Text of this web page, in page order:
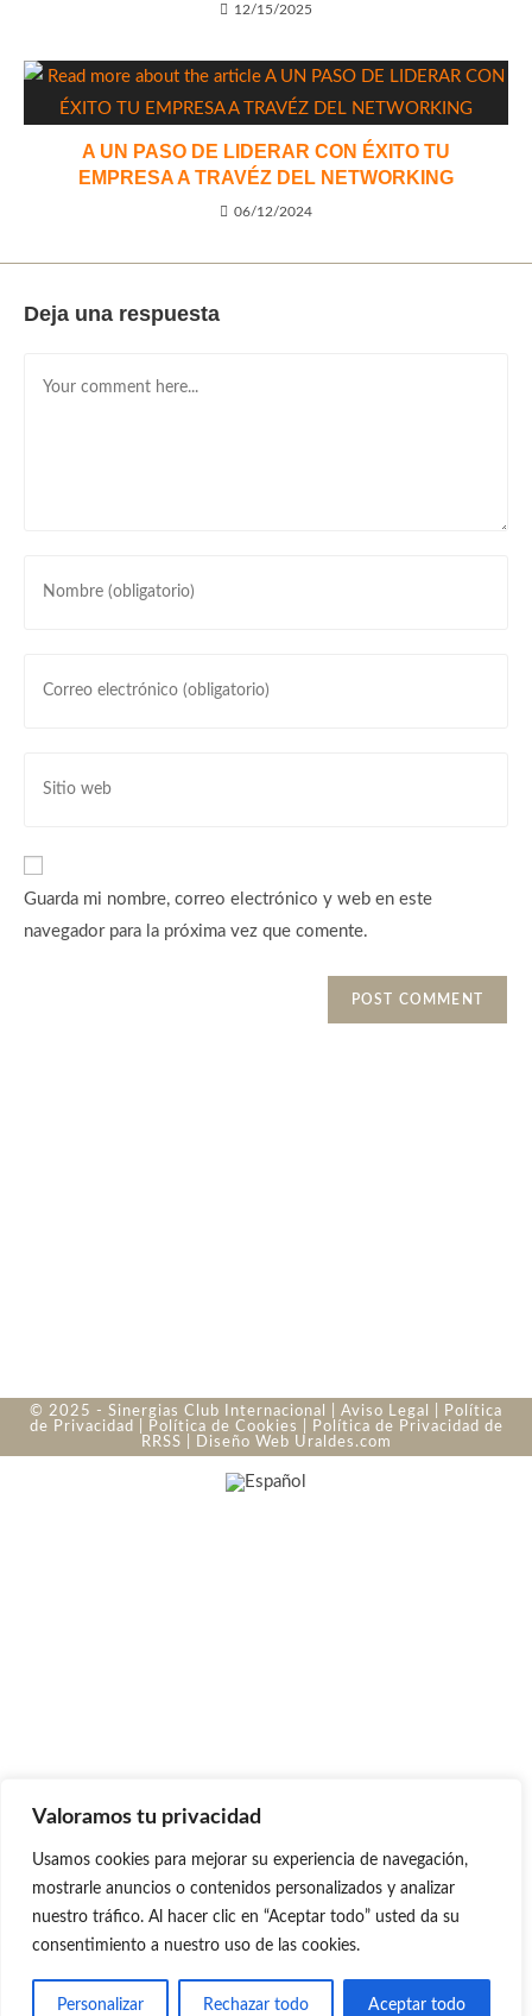
Valoramos tu privacidad
Usamos cookies para mejorar su experiencia de navegación,
mostrarle anuncios o contenidos personalizados y analizar
nuestro tráfico. Al hacer clic en “Aceptar todo” usted da su
consentimiento a nuestro uso de las cookies.
Personalizar Rechazar todo Aceptar todo
12/15/2025
A UN PASO DE LIDERAR CON ÉXITO TU
EMPRESA A TRAVÉZ DEL NETWORKING
06/12/2024
Deja una respuesta
Guarda mi nombre, correo electrónico y web en este
navegador para la próxima vez que comente.
© 2025 - Sinergias Club Internacional | Aviso Legal
Política
de Privacidad
Política de Cookies
Política de Privacidad de
RRSS | Diseño Web Uraldes.com